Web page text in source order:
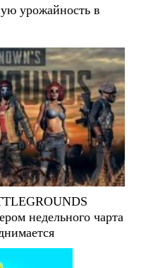
урожайность в
недельного чарта